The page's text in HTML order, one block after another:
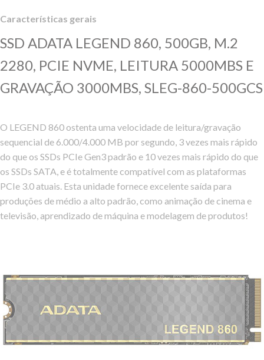
Características gerais
SSD ADATA LEGEND 860, 500GB, M.2
2280, PCIE NVME, LEITURA 5000MBS E
GRAVAÇÃO 3000MBS, SLEG-860-500GCS
O LEGEND 860 ostenta uma velocidade de leitura/gravação
sequencial de 6.000/4.000 MB por segundo, 3 vezes mais rápido
do que os SSDs PCIe Gen3 padrão e 10 vezes mais rápido do que
os SSDs SATA, e é totalmente compatível com as plataformas
PCIe 3.0 atuais. Esta unidade fornece excelente saída para
produções de médio a alto padrão, como animação de cinema e
televisão, aprendizado de máquina e modelagem de produtos!